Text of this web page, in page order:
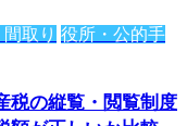
取り 役所・公的手
税の縦覧・閲覧制度